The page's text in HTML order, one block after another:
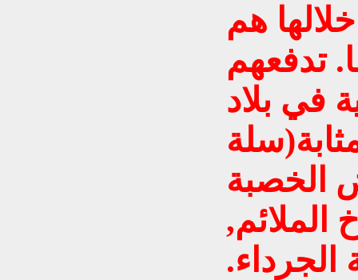
هم
تدفعهم
في بلاد
الخصبة
الملائم,